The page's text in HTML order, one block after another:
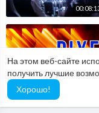
На этом веб-сайте
получить лучшие
Хорошо!